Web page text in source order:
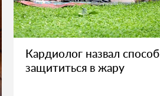
Кардиолог назвал способ
защититься в жару